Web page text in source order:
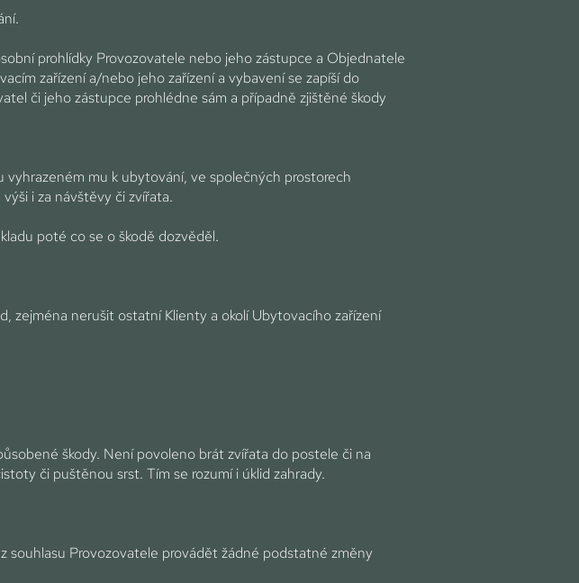
prohlídky Provozovatele nebo jeho zástupce a Objednatele
zařízení a/nebo jeho zařízení a vybavení se zapíší do
či jeho zástupce prohlédne sám a případně zjištěné škody
mu k ubytování, ve společných prostorech
i za návštěvy či zvířata.
poté co se o škodě dozvěděl.
zejména nerušit ostatní Klienty a okolí Ubytovacího zařízení
škody. Není povoleno brát zvířata do postele či na
či puštěnou srst. Tím se rozumí i úklid zahrady.
souhlasu Provozovatele provádět žádné podstatné změny